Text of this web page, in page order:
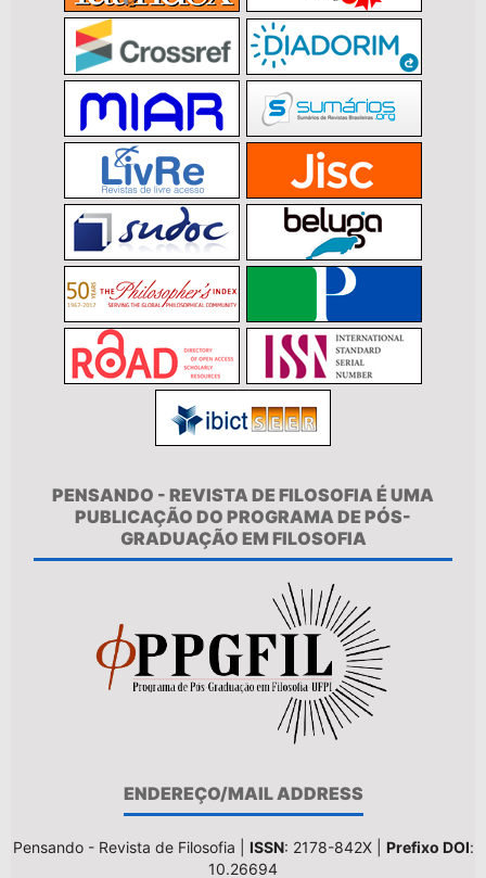
PENSANDO - REVISTA DE FILOSOFIA É UMA
PUBLICAÇÃO DO PROGRAMA DE PÓS-
GRADUAÇÃO EM FILOSOFIA
ENDEREÇO/MAIL ADDRESS
Pensando - Revista de Filosofia | ISSN: 2178-842X | Prefixo DOI:
10.26694